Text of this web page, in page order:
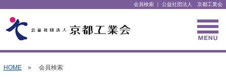
会員検索 ｜ 公益社団法人 京都工業会
HOME» 会員検索